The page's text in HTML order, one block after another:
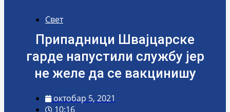
Свет
Припадници Швајцарске
гарде напустили службу јер
не желе да се вакцинишу
октобар 5, 2021
10:16